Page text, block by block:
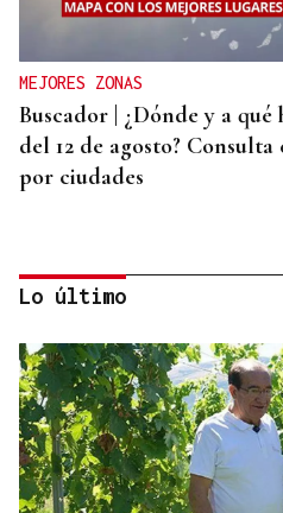
MEJORES ZONAS
Buscador | ¿Dónde y a
del 12 de agosto?
por ciudades
Lo último